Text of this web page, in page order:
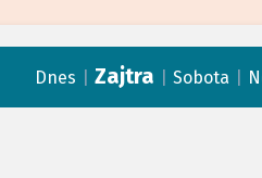
Dnes Zajtra Sobota